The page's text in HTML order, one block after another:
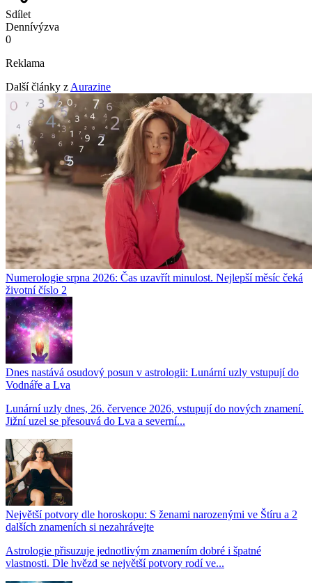
Sdílet
Dennívýzva
0
Reklama
Další články z Aurazine
Numerologie srpna 2026: Čas uzavřít minulost. Nejlepší měsíc čeká
životní číslo 2
Dnes nastává osudový posun v astrologii: Lunární uzly vstupují do
Vodnáře a Lva
Lunární uzly dnes, 26. července 2026, vstupují do nových znamení.
Jižní uzel se přesouvá do Lva a severní...
Největší potvory dle horoskopu: S ženami narozenými ve Štíru a 2
dalších znameních si nezahrávejte
Astrologie přisuzuje jednotlivým znamením dobré i špatné
vlastnosti. Dle hvězd se největší potvory rodí ve...